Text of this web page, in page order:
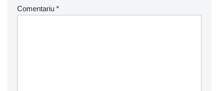
Comentariu *